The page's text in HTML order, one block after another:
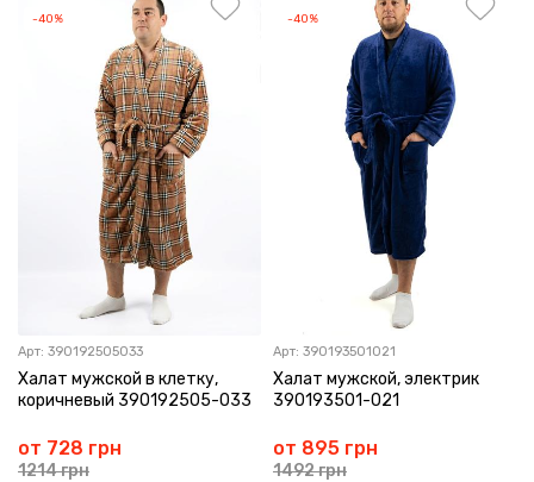
-40%
Арт: 390192505033
Халат мужской в клетку,
коричневый 390192505-033
от 728 грн
1214 грн
-40%
Арт: 390193501021
Халат мужской, электрик
390193501-021
от 895 грн
1492 грн